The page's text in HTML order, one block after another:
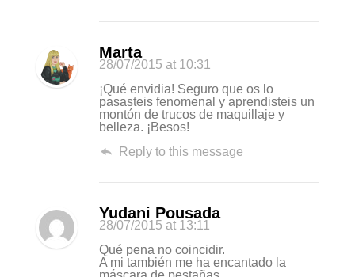
Marta
28/07/2015 at 10:31
¡Qué envidia! Seguro que os lo
pasasteis fenomenal y aprendisteis un
montón de trucos de maquillaje y
belleza. ¡Besos!
Reply to this message
Yudani Pousada
28/07/2015 at 13:11
Qué pena no coincidir.
A mi también me ha encantado la